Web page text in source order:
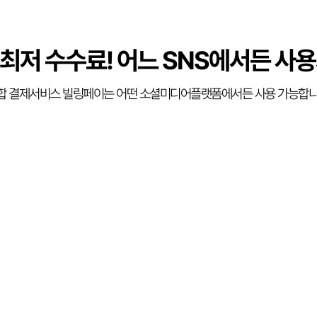
저 수수료!어느 SNS에서든 사
결제서비스 빌링페이는 어떤 소셜미디어플랫폼에서든 사용 가능합